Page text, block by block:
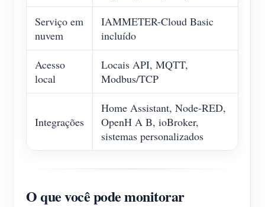
Serviço em
nuvem
IAMMETER-Cloud Basic
incluído
Acesso
local
Locais API, MQTT,
Modbus/TCP
Integrações
Home Assistant, Node-RED,
OpenH A B, ioBroker,
sistemas personalizados
O que você pode monitorar